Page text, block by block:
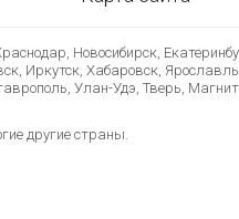
Новосибирск,
Иркутск, Хабаровск,
Улан-Удэ, Тверь,
другие страны.